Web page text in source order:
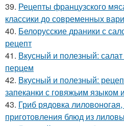
39. Рецепты французского
классики до современных
40. Белорусские драники с
рецепт
41. Вкусный и полезный:
перцем
42. Вкусный и полезный:
запеканки с говяжьим языком
43. Гриб рядовка
приготовления блюд из